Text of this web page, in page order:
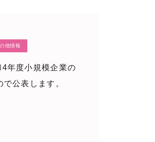
他情報
年度小規模企業の
公表します。